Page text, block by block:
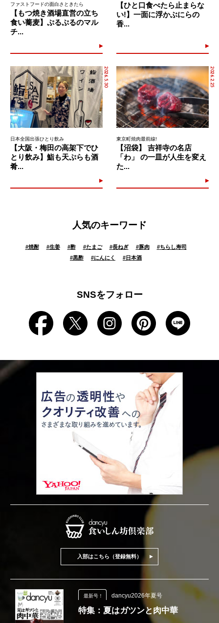
ファストフードの面白さときたら
【もつ焼き酒場直営の立ち
食い蕎麦】ぷるぷるのマル
チ...
【ひと口食べたら止まらな
い!】一面に浮かぶにらの
香...
2026.5.30
日本全国出張ひとり飲み
【大阪・梅田の高架下でひ
とり飲み】鮨も天ぷらも酒
肴...
2026.2.25
東京町焼肉最前線!
【沼袋】 吉祥寺の名店
「わ」 の一皿が人生を変え
た...
人気のキーワード
#焼酎 #生姜 #酢 #たまご #長ねぎ #豚肉 #ちらし寿司
#黒酢 #にんにく #日本酒
SNSをフォロー
入部はこちら（登録無料）
最新号！ dancyu2026年夏号
特集：夏はガツンと肉中華